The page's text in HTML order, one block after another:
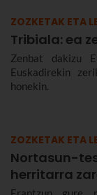
ZOZKETAK ETA
Tribiala: ea
Zenbat dakizu
Euskadirekin
honekin.
ZOZKETAK ETA
Nortasun-
herritarra